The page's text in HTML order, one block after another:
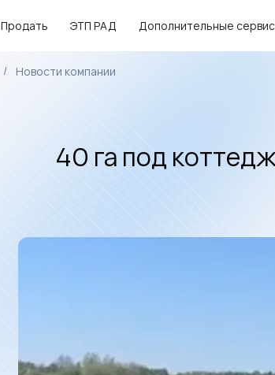
Продать ЭТП РАД Дополнительные
Новости компании
40 га под